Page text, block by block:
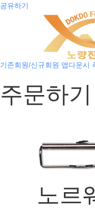
공유하기
기존회원/신규회원 앱다운시
주문하기
노르